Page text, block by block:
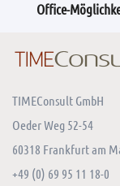
Office-
TIMEConsult GmbH
Oeder Weg 52-54
60318 Frankfurt am
+49 (0) 69 95 11 18-0